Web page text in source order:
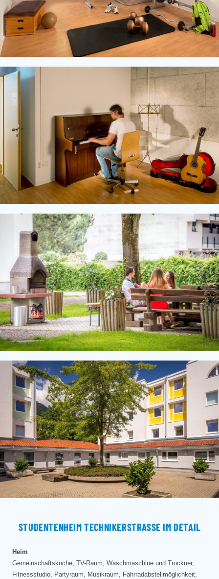
STUDENTENHEIM TECHNIKERSTRASSE IM DETAIL
Heim
Gemeinschaftsküche, TV-Raum, Waschmaschine und Trockner,
Fitnessstudio, Partyraum, Musikraum, Fahrradabstellmöglichkeit,